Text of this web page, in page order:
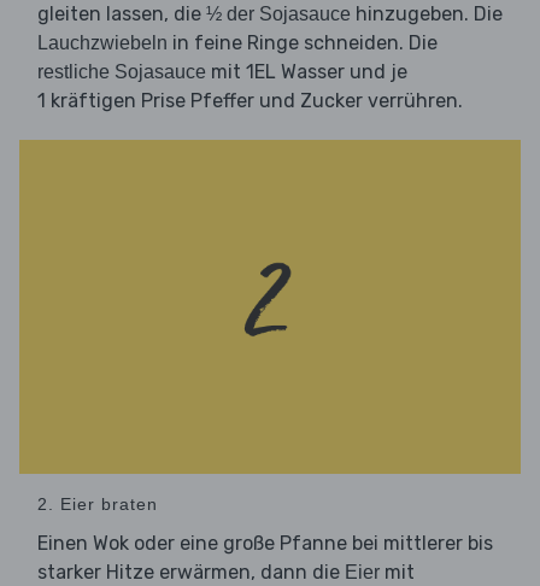
gleiten lassen, die ½ der Sojasauce hinzugeben. Die
Lauchzwiebeln in feine Ringe schneiden. Die
restliche Sojasauce mit 1EL Wasser und je
1 kräftigen Prise Pfeffer und Zucker verrühren.
2. Eier braten
Einen Wok oder eine große Pfanne bei mittlerer bis
starker Hitze erwärmen, dann die Eier mit